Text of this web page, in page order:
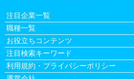
注目企業一覧
職種一覧
お役立ちコンテンツ
注目検索キーワード
利用規約・プライバシーポリシー